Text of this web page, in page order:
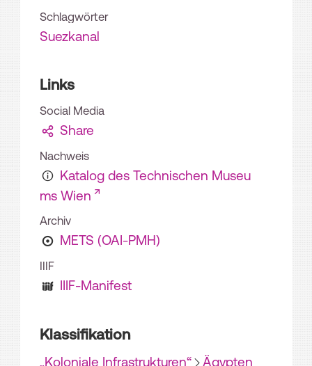
Schlagwörter
Suezkanal
Links
Social Media
Share
Nachweis
Katalog des Technischen Museu
ms Wien
Archiv
METS (OAI-PMH)
IIIF
IIIF-Manifest
Klassifikation
„Koloniale Infrastrukturen“ Ägypten